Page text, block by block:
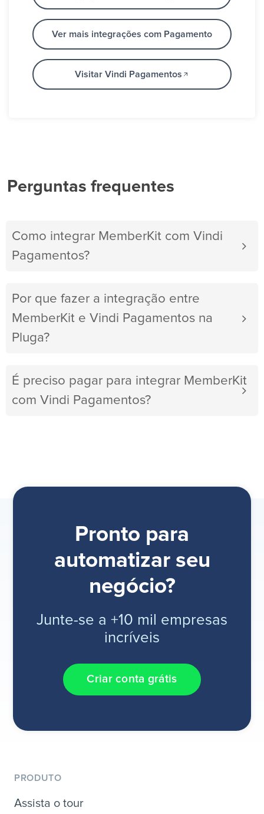
Ver mais integrações com Pagamento
Visitar Vindi Pagamentos
Perguntas frequentes
Como integrar MemberKit com Vindi
Pagamentos?
Por que fazer a integração entre
MemberKit e Vindi Pagamentos na
Pluga?
É preciso pagar para integrar MemberKit
com Vindi Pagamentos?
Pronto para
automatizar seu
negócio?
Junte-se a +10 mil empresas
incríveis
Criar conta grátis
PRODUTO
Assista o tour